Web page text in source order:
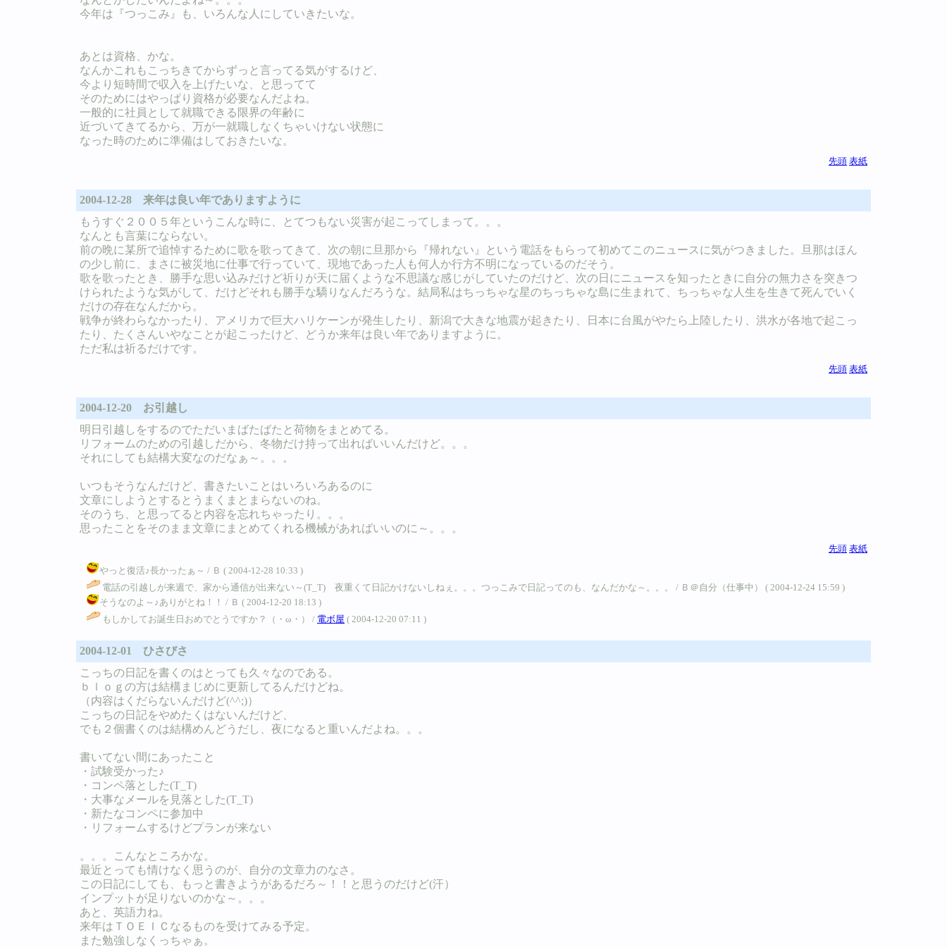
今年は『つっこみ』も、いろんな人にしていきたいな。
あとは資格、かな。
なんかこれもこっちきてからずっと言ってる気がするけど、
今より短時間で収入を上げたいな、と思ってて
そのためにはやっぱり資格が必要なんだよね。
一般的に社員として就職できる限界の年齢に
近づいてきてるから、万が一就職しなくちゃいけない状態に
なった時のために準備はしておきたいな。
先頭 表紙
2004-12-28 来年は良い年でありますように
もうすぐ２００５年というこんな時に、とてつもない災害が起こってしまって。。。
なんとも言葉にならない。
前の晩に某所で追悼するために歌を歌ってきて、次の朝に旦那から『帰れない』という電話をもらって初めてこのニュースに気がつきました。旦那はほん
の少し前に、まさに被災地に仕事で行っていて、現地であった人も何人か行方不明になっているのだそう。
歌を歌ったとき、勝手な思い込みだけど祈りが天に届くような不思議な感じがしていたのだけど、次の日にニュースを知ったときに自分の無力さを突きつ
けられたような気がして、だけどそれも勝手な驕りなんだろうな。結局私はちっちゃな星のちっちゃな島に生まれて、ちっちゃな人生を生きて死んでいく
だけの存在なんだから。
戦争が終わらなかったり、アメリカで巨大ハリケーンが発生したり、新潟で大きな地震が起きたり、日本に台風がやたら上陸したり、洪水が各地で起こっ
たり、たくさんいやなことが起こったけど、どうか来年は良い年でありますように。
ただ私は祈るだけです。
先頭 表紙
2004-12-20 お引越し
明日引越しをするのでただいまばたばたと荷物をまとめてる。
リフォームのための引越しだから、冬物だけ持って出ればいいんだけど。。。
それにしても結構大変なのだなぁ～。。。
いつもそうなんだけど、書きたいことはいろいろあるのに
文章にしようとするとうまくまとまらないのね。
そのうち、と思ってると内容を忘れちゃったり。。。
思ったことをそのまま文章にまとめてくれる機械があればいいのに～。。。
先頭 表紙
やっと復活♪長かったぁ～ / Ｂ ( 2004-12-28 10:33 )
電話の引越しが来週で、家から通信が出来ない～(T_T) 夜重くて日記かけないしねぇ。。。つっこみで日記ってのも、なんだかな～。。。 / Ｂ＠自分（仕事中） ( 2004-12-24 15:59 )
そうなのよ～♪ありがとね！！ / Ｂ ( 2004-12-20 18:13 )
もしかしてお誕生日おめでとうですか？（・ω・） / 電ボ屋 ( 2004-12-20 07:11 )
2004-12-01 ひさびさ
こっちの日記を書くのはとっても久々なのである。
ｂｌｏｇの方は結構まじめに更新してるんだけどね。
（内容はくだらないんだけど(^^;)）
こっちの日記をやめたくはないんだけど、
でも２個書くのは結構めんどうだし、夜になると重いんだよね。。。
書いてない間にあったこと
・試験受かった♪
・コンペ落とした(T_T)
・大事なメールを見落とした(T_T)
・新たなコンペに参加中
・リフォームするけどプランが来ない
。。。こんなところかな。
最近とっても情けなく思うのが、自分の文章力のなさ。
この日記にしても、もっと書きようがあるだろ～！！と思うのだけど(汗）
インプットが足りないのかな～。。。
あと、英語力ね。
来年はＴＯＥＩＣなるものを受けてみる予定。
また勉強しなくっちゃぁ。